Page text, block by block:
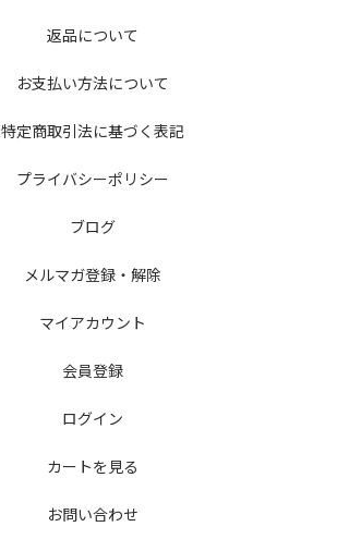
返品について
お支払い方法について
特定商取引法に基づく表記
プライバシーポリシー
ブログ
メルマガ登録・解除
マイアカウント
会員登録
ログイン
カートを見る
お問い合わせ